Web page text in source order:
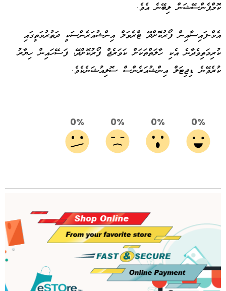
ކޮމްޕެންސޭޝަން ލިބޭނެ އެވެ.
އެމް-ފައިސާއިން ފޯރުކޮށްދޭ ޓްރެވަލް އިންޝުއަރެންސަކީ ދަތުރުމަތީގައި
ކުރިމަތިވެދާނެ އެކި ހާލަތްތަކަށް ކަވަރެޖް ފޯރުކޮށްދޭ، ފަސޭހައިން ހިޔާރު
ކުރެވޭނެ ޑިޖިޓަލް އިންޝުއަރެންސް ސޮލިއުޝަނެކެވެ.
0%
0%
0%
0%